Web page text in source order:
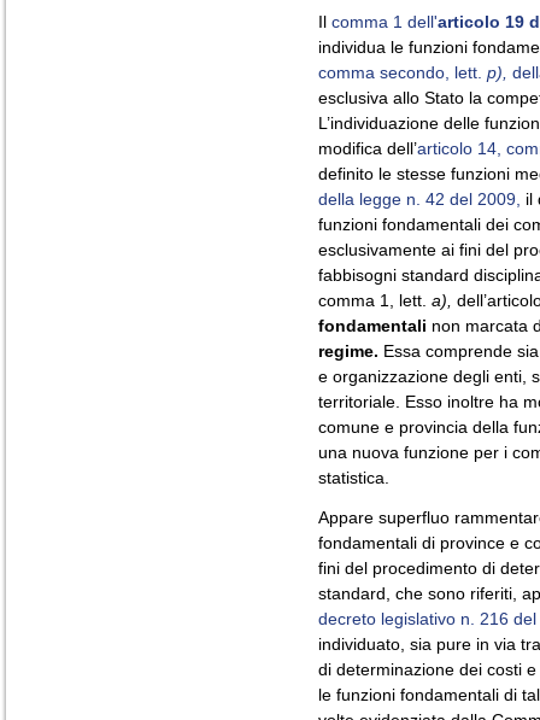
Il comma 1 dell'articolo 19
individua le funzioni
comma secondo, lett. p),
esclusiva allo Stato la
L’individuazione delle
modifica dell’articolo 14,
definito le stesse funzioni
della legge n. 42 del 2009, il
funzioni fondamentali dei
esclusivamente ai fini del
fabbisogni standard
comma 1, lett. a),
fondamentali non marcata
regime. Essa comprende
e organizzazione degli enti,
territoriale. Esso inoltre ha
comune e provincia della
una nuova funzione per i
statistica.
Appare superfluo
fondamentali di province e
fini del procedimento di
standard, che sono riferiti,
decreto legislativo n. 216
individuato, sia pure in via
di determinazione dei costi
le funzioni fondamentali di